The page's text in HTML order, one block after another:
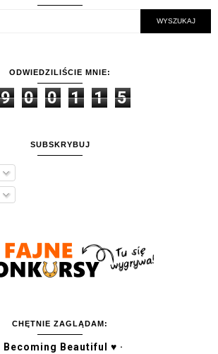
ODWIEDZILIŚCIE MNIE:
9 0 0 1 1 5
SUBSKRYBUJ
CHĘTNIE ZAGLĄDAM:
Becoming Beautiful ♥ ·